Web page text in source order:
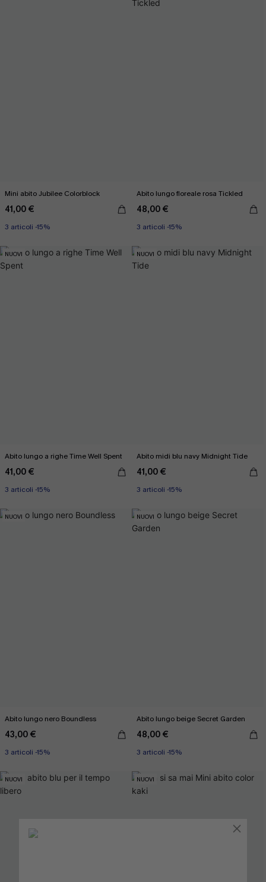
Mini abito Jubilee Colorblock
41,00 €
3 articoli -15%
Abito lungo floreale rosa Tickled
48,00 €
3 articoli -15%
NUOVI
Abito lungo a righe Time Well Spent
41,00 €
3 articoli -15%
NUOVI
Abito midi blu navy Midnight Tide
41,00 €
3 articoli -15%
NUOVI
Abito lungo nero Boundless
43,00 €
3 articoli -15%
NUOVI
Abito lungo beige Secret Garden
48,00 €
3 articoli -15%
NUOVI NUOVI